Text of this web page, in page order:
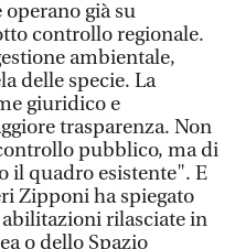
già su
controllo regionale.
ambientale,
delle specie. La
giuridico e
trasparenza. Non
pubblico, ma di
il quadro esistente". E
Zipponi ha spiegato
rilasciate in
o dello Spazio